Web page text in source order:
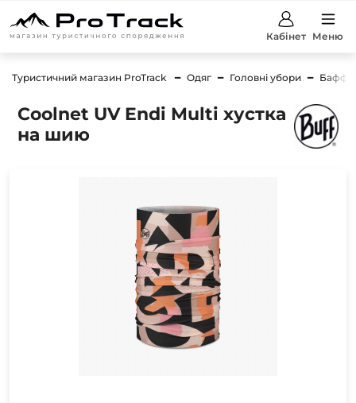
Кабінет Меню
Туристичний магазин ProTrack Одяг Головні убори Баффи
Coolnet UV Endi Multi хустка
на шию